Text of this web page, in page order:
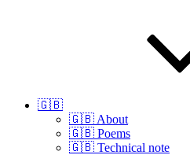
🇬🇧
🇬🇧 About
🇬🇧 Poems
🇬🇧 Technical note